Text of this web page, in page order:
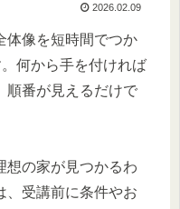
2026.02.09
体像を短時間でつか
何から手を付ければ
順番が見えるだけで
想の家が見つかるわ
、受講前に条件やお